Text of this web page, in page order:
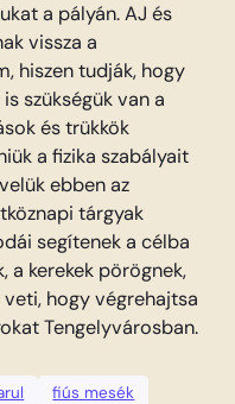
a pályán. AJ és
vissza a
hiszen tudják, hogy
szükségük van a
és trükkök
a fizika szabályait
ebben az
tárgyak
segítenek a célba
a kerekek pörögnek,
hogy végrehajtsa
Tengelyvárosban.
fiús mesék